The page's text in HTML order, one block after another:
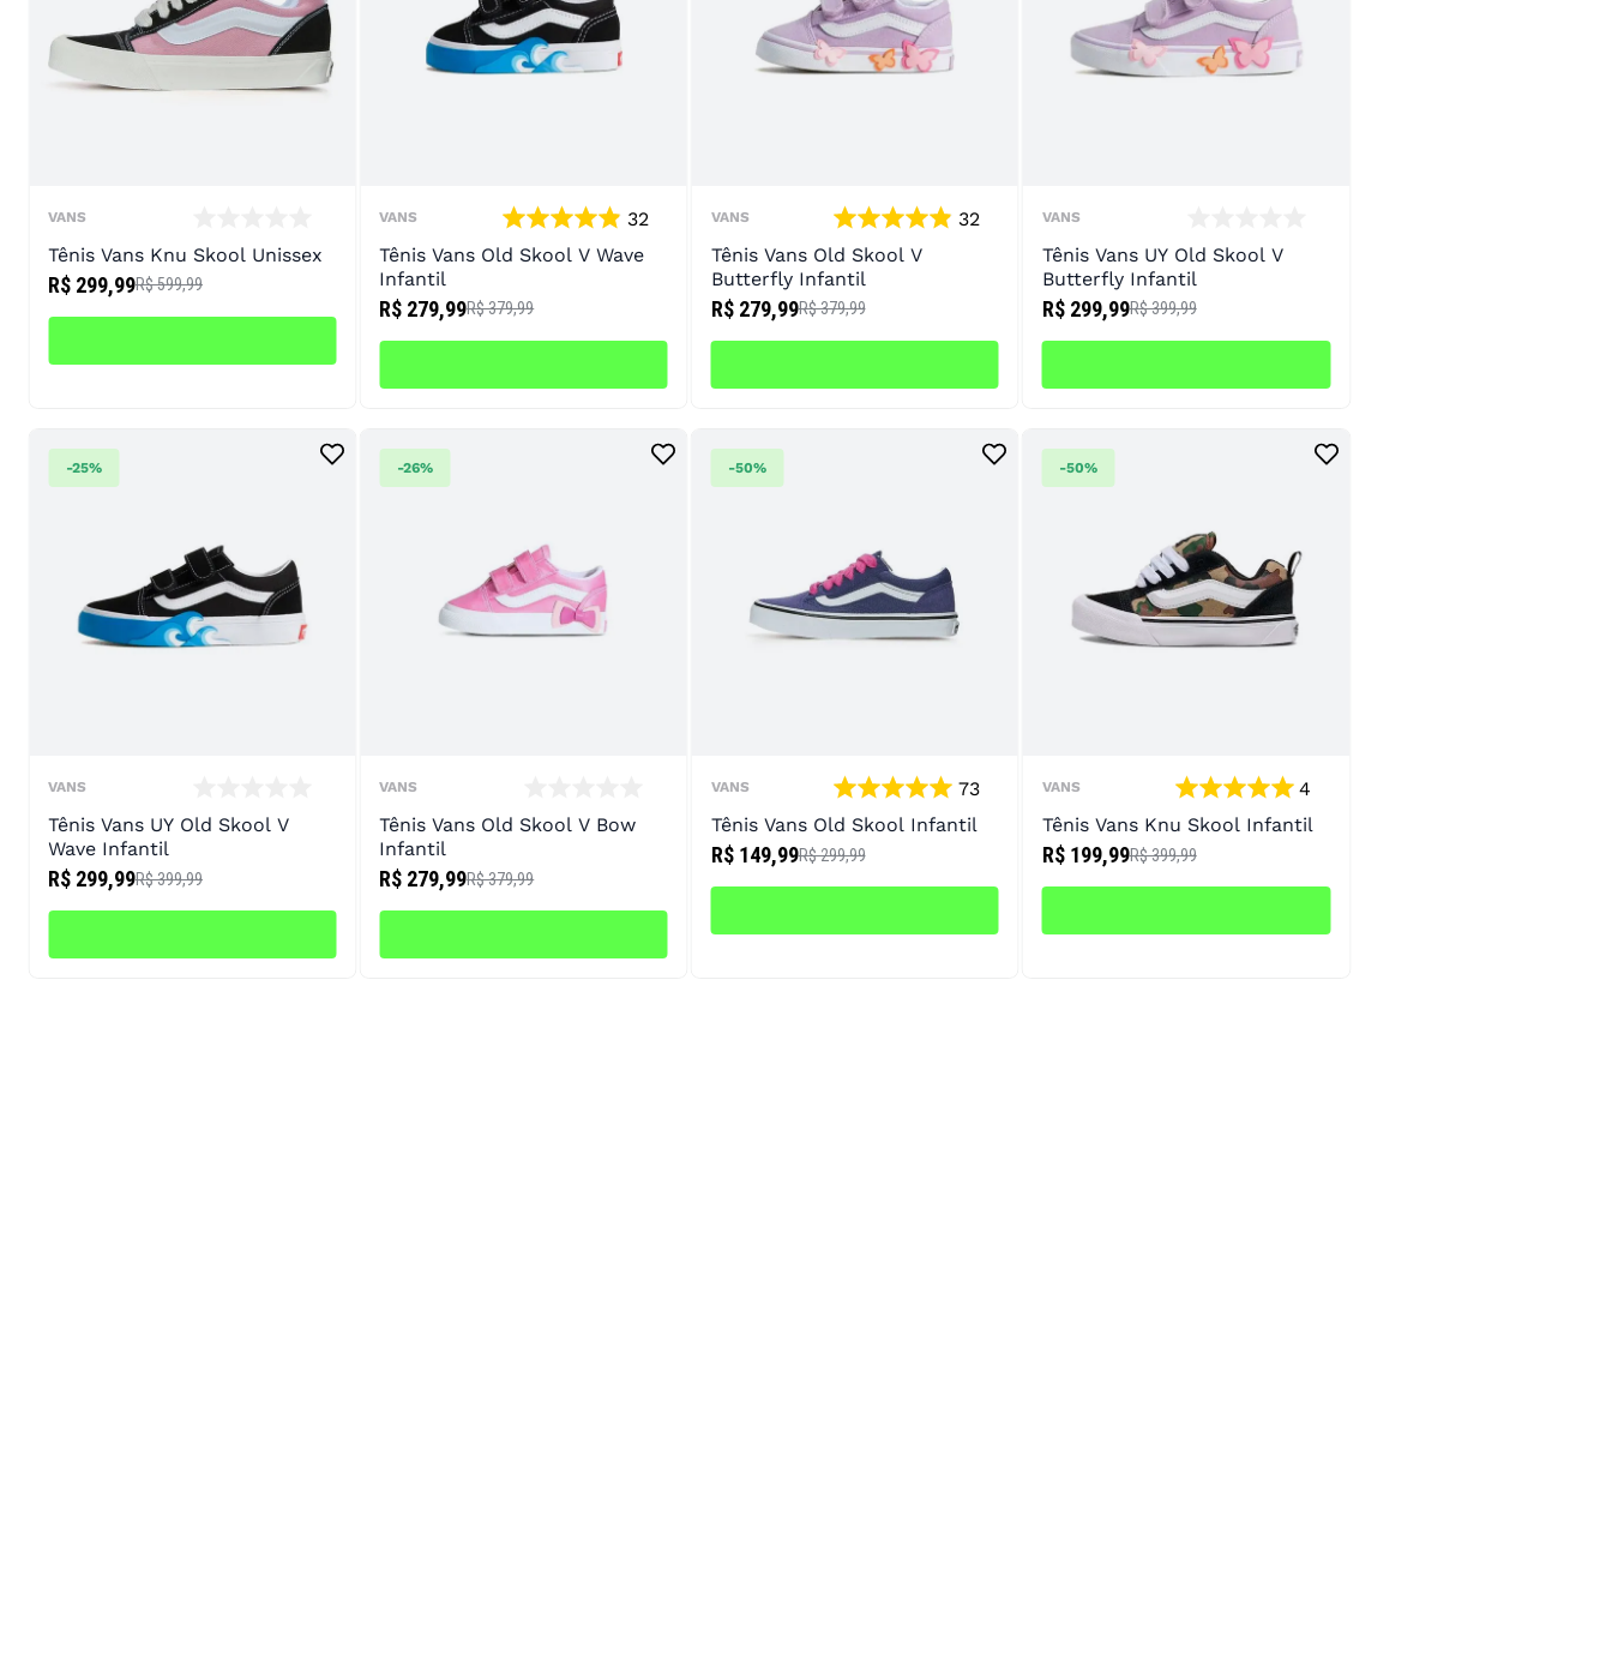
VANS
Tênis Vans Knu Skool Unissex
R$ 299,99R$ 599,99
VANS
32
Tênis Vans Old Skool V Wave
Infantil
R$ 279,99R$ 379,99
VANS
32
Tênis Vans Old Skool V
Butterfly Infantil
R$ 279,99R$ 379,99
VANS
Tênis Vans UY Old Skool V
Butterfly Infantil
R$ 299,99R$ 399,99
VANS
Tênis Vans UY Old Skool V
Wave Infantil
R$ 299,99R$ 399,99
-25%
VANS
Tênis Vans Old Skool V Bow
Infantil
R$ 279,99R$ 379,99
-26%
VANS
73
Tênis Vans Old Skool Infantil
R$ 149,99R$ 299,99
-50%
VANS
4
Tênis Vans Knu Skool Infantil
R$ 199,99R$ 399,99
-50%
10